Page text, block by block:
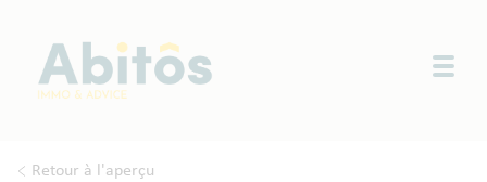
Retour à l'aperçu